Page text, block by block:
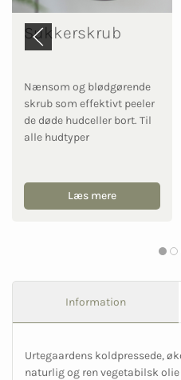
Sukkerskrub
Nænsom og blødgørende
skrub som effektivt peeler
de døde hudceller bort. Til
alle hudtyper
Læs mere
Information
Urtegaardens koldpressede,
naturlig og ren vegetabilsk